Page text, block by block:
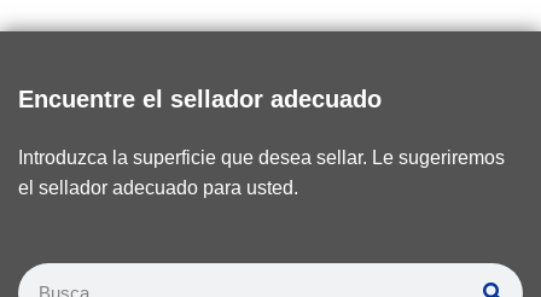
Encuentre el sellador adecuado
Introduzca la superficie que desea sellar. Le sugeriremos
el sellador adecuado para usted.